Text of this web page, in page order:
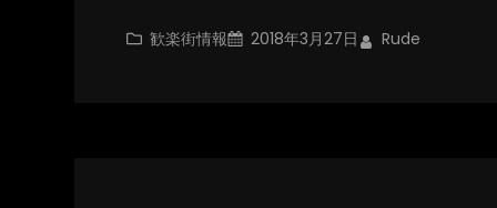
歓楽街情報 2018年3月27日 Rude